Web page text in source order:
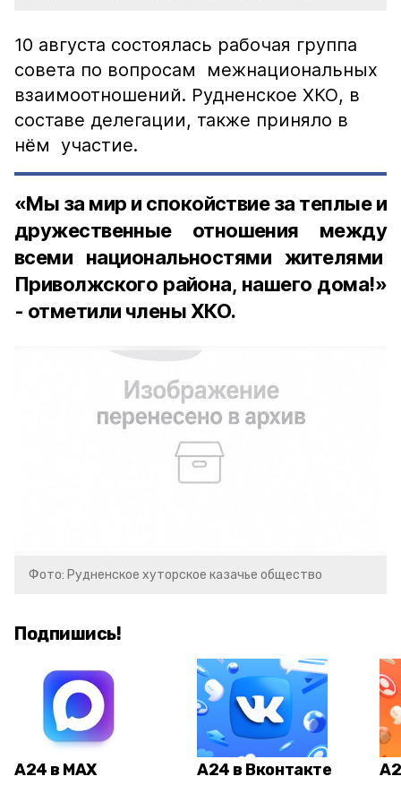
10 августа состоялась рабочая группа
совета по вопросам межнациональных
взаимоотношений. Рудненское ХКО, в
составе делегации, также приняло в
нём участие.
«Мы за мир и спокойствие за теплые и
дружественные отношения между
всеми национальностями жителями
Приволжского района, нашего дома!»
- отметили члены ХКО.
Фото: Рудненское хуторское казачье общество
Подпишись!
А24 в MAX А24 в Вконтакте